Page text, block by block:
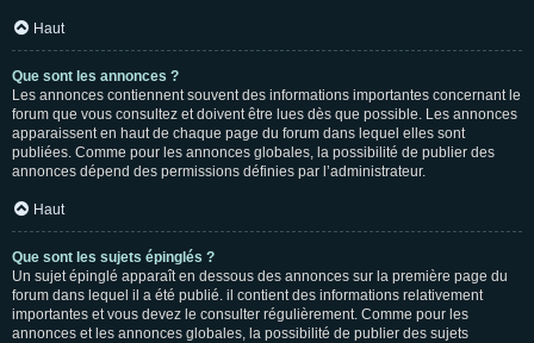
Haut
Que sont les annonces ?
Les annonces contiennent souvent des informations importantes concernant le
forum que vous consultez et doivent être lues dès que possible. Les annonces
apparaissent en haut de chaque page du forum dans lequel elles sont
publiées. Comme pour les annonces globales, la possibilité de publier des
annonces dépend des permissions définies par l’administrateur.
Haut
Que sont les sujets épinglés ?
Un sujet épinglé apparaît en dessous des annonces sur la première page du
forum dans lequel il a été publié. il contient des informations relativement
importantes et vous devez le consulter régulièrement. Comme pour les
annonces et les annonces globales, la possibilité de publier des sujets